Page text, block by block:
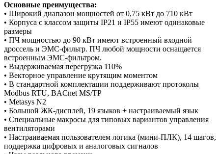
Основные преимущества:
• Широкий диапазон мощностей от 0,75 кВт до 710 кВт
• Корпуса с классом защиты IP21 и IP55 имеют одинаковые
размеры
• ПЧ мощностью до 90 кВт имеют встроенный входной
дроссель и ЭМС-фильтр. ПЧ любой мощности оснащается
встроенным ЭМС-фильтром.
• Выдерживаемая перегрузка 110%
• Векторное управление крутящим моментом
• В стандартной комплектации поддерживают протоколы
Modbus RTU, BACnet MS/TP
• Metasys N2
• Большой ЖК-дисплей, 19 языков + настраиваемый язык
• Специальные макросы для типовых вариантов управления
вентиляторами
• Настраиваемая пользователем логика (мини-ПЛК), 14 шагов,
поддержка цифровых и аналоговых сигналов